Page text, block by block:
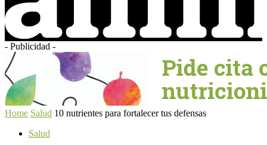
- Publicidad -
Home Salud 10 nutrientes para fortalecer tus defensas
Salud